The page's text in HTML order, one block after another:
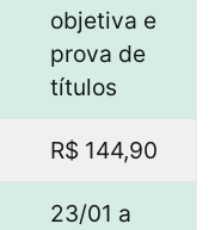
objetiva e
prova de
títulos
R$ 144,90
23/01 a